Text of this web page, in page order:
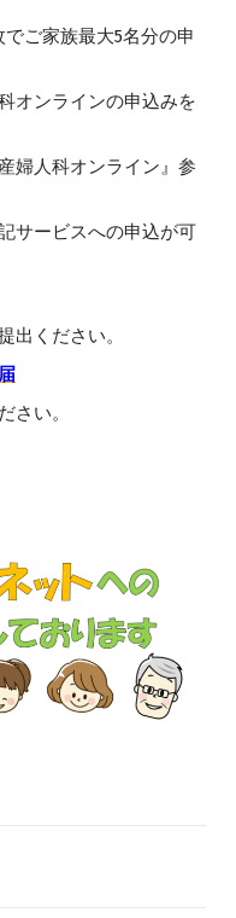
ご家族最大5名分の申
オンラインの申込みを
婦人科オンライン』参
サービスへの申込が可
出ください。
さい。